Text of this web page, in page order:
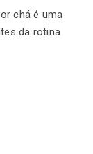
chá é uma
da rotina